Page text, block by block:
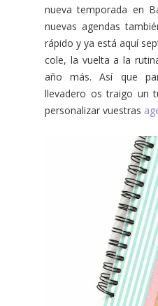
nueva temporada en
nuevas agendas
rápido y ya está aquí
cole, la vuelta a la
año más. Así que
llevadero os traigo un
personalizar vuestras